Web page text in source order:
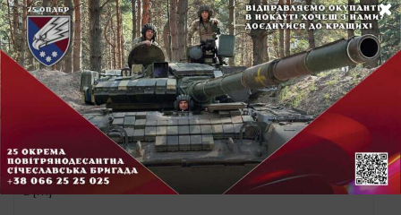
Википедия – универсальная энциклопедия, свободно
распространяемая во всемирной сети Интернет.
Статьи энциклопедии создаются на многих языках
мира коллективным трудом добровольных авторов.
Одним из основных достоинств Википедии является
возможность представить информацию на родном
языке, сохраняя ее ценность в аспекте культурной
принадлежности. По объему сведений и
тематическому охвату Википедия считается самой
полной энциклопедией из когда-либо создававшихся
в […]